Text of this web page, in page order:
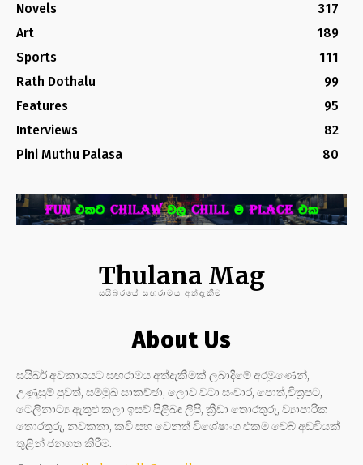
Novels
317
Art
189
Sports
111
Rath Dothalu
99
Features
95
Interviews
82
Pini Muthu Palasa
80
Thulana Mag
සයිබරයේ සඟරාමය අත්දැකීම
About Us
සයිබර් අවකාශයට සඟරාමය අත්දැකීමක් ලබාදීමේ අරමුණෙන්,
උණුසුම් පුවත්, සම්මුඛ සාකච්ඡා, ලොව වටා සංචාර, පොත්,චිත්‍රපට,
ටෙලිනාට්‍ය ඇතුළු කලා ඉසව් පිළිබඳ ලිපි, ක්‍රීඩා තොරතුරු, ව්‍යාපාරික
තොරතුරු, නවකතා, කවි සහ වෙනත් විශේෂාංග එකම වෙබ් අඩවියක්
තුළින් ජනගත කිරීම.